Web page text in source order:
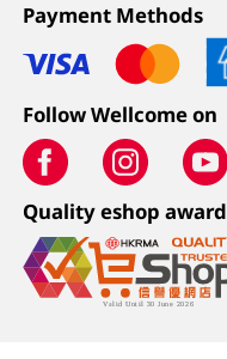
Payment Methods
Follow Wellcome on
Quality eshop award